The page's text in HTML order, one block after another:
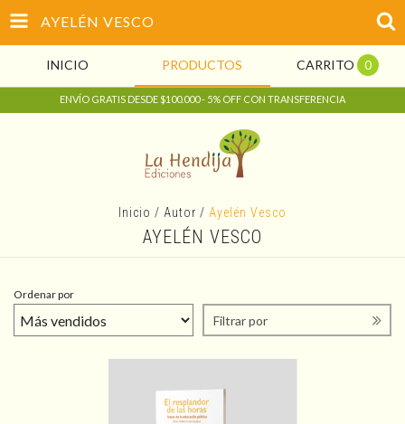
AYELÉN VESCO
INICIO PRODUCTOS CARRITO 0
ENVÍO GRATIS DESDE $100.000 - 5% OFF CON TRANSFERENCIA
Inicio / Autor / Ayelén Vesco
AYELÉN VESCO
Ordenar por
Filtrar por